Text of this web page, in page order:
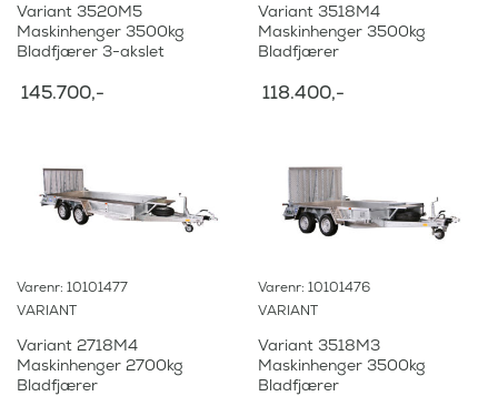
Variant 3520M5
Maskinhenger 3500kg
Bladfjærer 3-akslet
145.700,-
Variant 3518M4
Maskinhenger 3500kg
Bladfjærer
118.400,-
Varenr: 10101477
VARIANT
Variant 2718M4
Maskinhenger 2700kg
Bladfjærer
Varenr: 10101476
VARIANT
Variant 3518M3
Maskinhenger 3500kg
Bladfjærer